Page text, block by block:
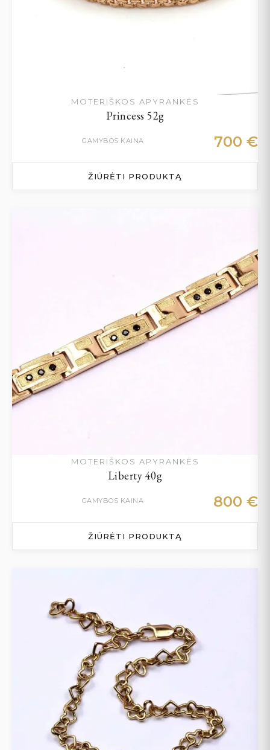
MOTERIŠKOS APYRANKĖS
Princess 52g
GAMYBOS KAINA 700 €
ŽIŪRĖTI PRODUKTĄ
MOTERIŠKOS APYRANKĖS
Liberty 40g
GAMYBOS KAINA 800 €
ŽIŪRĖTI PRODUKTĄ